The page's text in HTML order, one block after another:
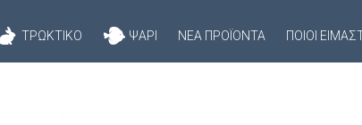
ΤΡΩΚΤΙΚΌ ΨΆΡΙ ΝΈΑ ΠΡΟΪΌΝΤΑ ΠΟΙΟΊ